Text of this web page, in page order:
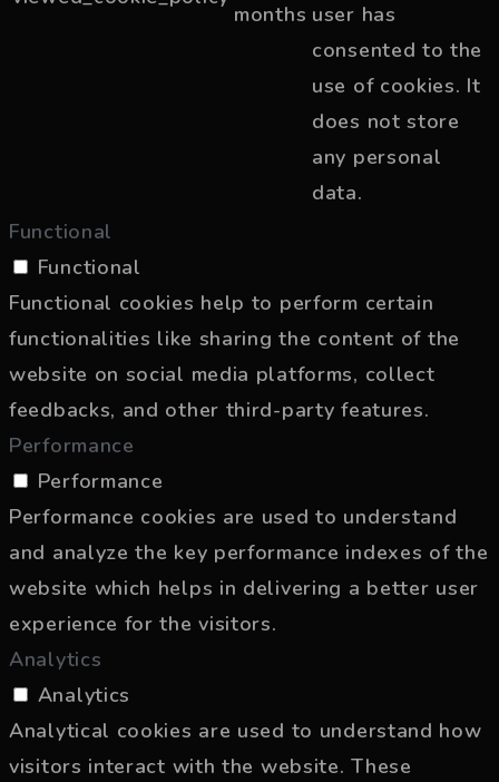
months user has
consented to the
use of cookies. It
does not store
any personal
data.
Functional
Functional
Functional cookies help to perform certain
functionalities like sharing the content of the
website on social media platforms, collect
feedbacks, and other third-party features.
Performance
Performance
Performance cookies are used to understand
and analyze the key performance indexes of the
website which helps in delivering a better user
experience for the visitors.
Analytics
Analytics
Analytical cookies are used to understand how
visitors interact with the website. These